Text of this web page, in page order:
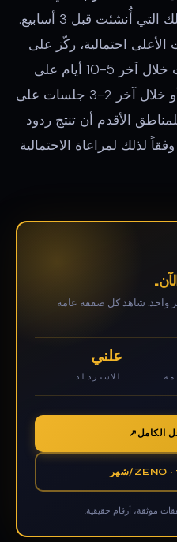
أُنشئت قبل 3 أيام أقوى من تلك التي أُنشئت قبل 3 أسابيع.
احتمالية، ركّز على
مناطق OB+FVG التي تشكلت خلال آخر 5-10 أيام على
الرسم البياني للأربع ساعات، أو خلال آخر 2-3 جلسات على
الأقدم أن تنتج ردود
لذلك لمراعاة الاحتمالية
واحد. شاهد كل صفقة عامة
علني
الاسترداد
الكامل
موثقة، أرقام حقيقية.